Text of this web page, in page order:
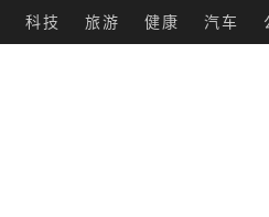
科技 旅游 健康 汽车